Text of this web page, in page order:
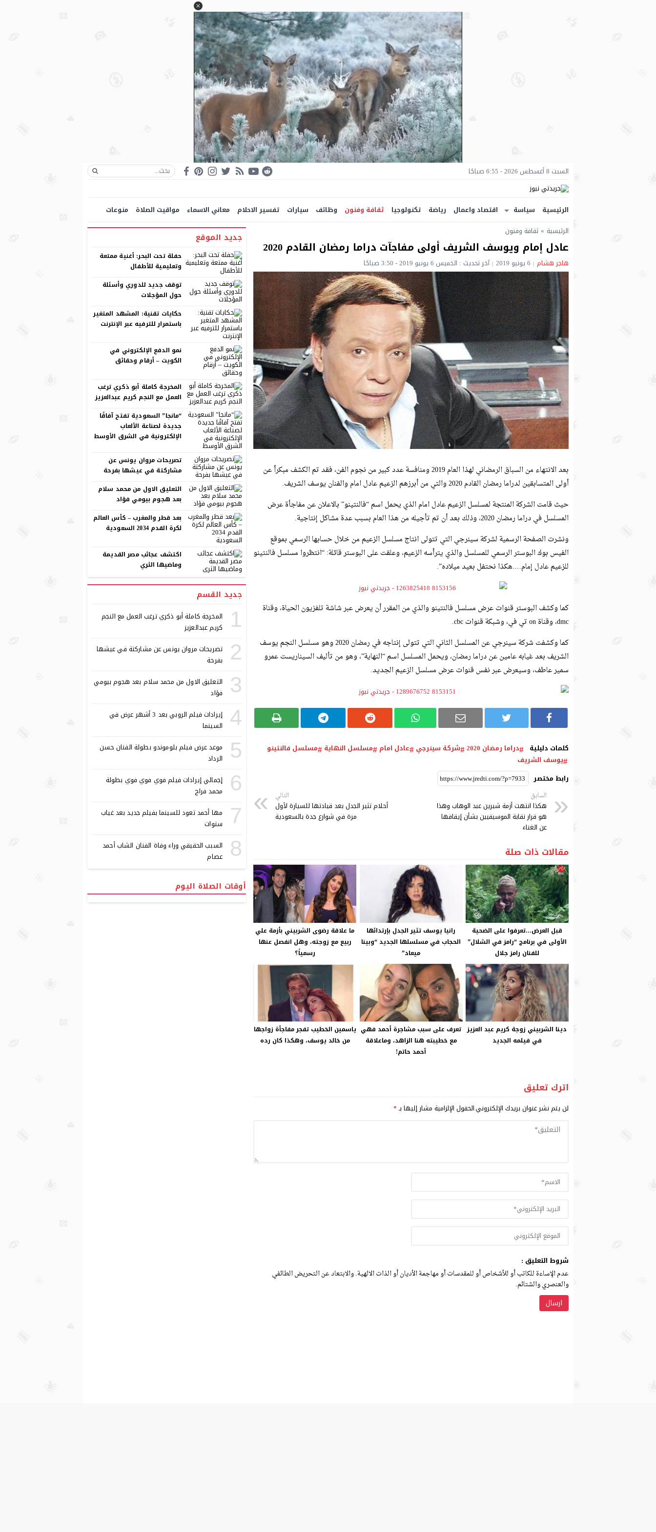
السبت 8 أغسطس 2026 - 6:55 صباحًا
الرئيسية سياسة اقتصاد واعمال رياضة تكنولوجيا ثقافة وفنون وظائف سيارات تفسير الاحلام معاني الاسماء مواقيت الصلاة
منوعات
الرئيسية » ثقافة وفنون
عادل إمام ويوسف الشريف أولى مفاجآت دراما رمضان القادم 2020
هاجر هشام 6 يونيو 2019 آخر تحديث : الخميس 6 يونيو 2019 - 3:50 صباحًا
بعد الانتهاء من السباق الرمضاني لهذا العام 2019 ومنافسة عدد كبير من نجوم الفن، فقد تم الكشف مبكراً عن
أولى المتسابقين لدراما رمضان القادم 2020 والتي من أبرزهم الزعيم عادل امام والفنان يوسف الشريف.
حيث قامت الشركة المنتجة لمسلسل الزعيم عادل امام الذي يحمل اسم “فالنتينو” بالاعلان عن مفاجأة عرض
المسلسل في دراما رمضان 2020، وذلك بعد أن تم تأجيله من هذا العام بسبب عدة مشاكل إنتاجية.
ونشرت الصفحة الرسمية لشركة سينرجي التي تتولى انتاج مسلسل الزعيم من خلال حسابها الرسمي بموقع
الفيس بوك البوستر الرسمي للمسلسل والذي يترأسه الزعيم، وعلقت على البوستر قائلة: “انتظروا مسلسل فالنتينو
للزعيم عادل إمام….هكذا نحتفل بعيد ميلاده”.
كما وكشف البوستر قنوات عرض مسلسل فالنتينو والذي من المقرر أن يعرض عبر شاشة تلفزيون الحياة، وقناة
dmc، وقناة on تي في، وشبكة قنوات cbc.
كما وكشفت شركة سينرجي عن المسلسل الثاني التي تتولى إنتاجه في رمضان 2020 وهو مسلسل النجم يوسف
الشريف بعد غيابه عامين عن دراما رمضان، ويحمل المسلسل اسم “النهاية”، وهو من تأليف السيناريست عمرو
سمير عاطف، وسيعرض عبر نفس قنوات عرض مسلسل الزعيم الجديد.
كلمات دليلية دراما رمضان 2020 شركة سينرجي عادل امام مسلسل النهاية مسلسل فالنتينو
يوسف الشريف
رابط مختصر
السابق
هكذا انتهت أزمة شيرين عبد الوهاب وهذا
هو قرار نقابة الموسيقيين بشأن إيقافها
عن الغناء
التالي
أحلام تثير الجدل بعد قيادتها للسيارة لأول
مرة في شوارع جدة بالسعودية
مقالات ذات صلة
قبل العرض…تعرفوا على الضحية
الأولى في برنامج “رامز في الشلال”
للفنان رامز جلال
رانيا يوسف تثير الجدل بإرتدائها
الحجاب في مسلسلها الجديد “وبينا
ميعاد”
ما علاقة رضوى الشربيني بأزمة علي
ربيع مع زوجته، وهل انفصل عنها
رسمياً؟
دينا الشربيني زوجة كريم عبد العزيز
في فيلمه الجديد
تعرف على سبب مشاجرة أحمد فهي
مع خطيبته هنا الزاهد، وماعلاقة
أحمد حاتم!
ياسمين الخطيب تفجر مفاجأة زواجها
من خالد يوسف، وهكذا كان رده
اترك تعليق
لن يتم نشر عنوان بريدك الإلكتروني.الحقول الإلزامية مشار إليها بـ*
شروط التعليق :
عدم الإساءة للكاتب أو للأشخاص أو للمقدسات أو مهاجمة الأديان أو الذات الالهية. والابتعاد عن التحريض الطائفي
والعنصري والشتائم.
جديد الموقع
حفلة تحت البحر: أغنية ممتعة
وتعليمية للأطفال
توقف جديد للدوري وأسئلة
حول المؤجلات
حكايات تقنية: المشهد المتغير
باستمرار للترفيه عبر الإنترنت
نمو الدفع الإلكتروني في
الكويت – أرقام وحقائق
المخرجة كاملة أبو ذكري ترغب
العمل مع النجم كريم عبدالعزيز
“مانجا” السعودية تفتح آفاقًا
جديدة لصناعة الألعاب
الإلكترونية في الشرق الأوسط
تصريحات مروان يونس عن
مشاركتة في عيشها بفرحة
التعليق الاول من محمد سلام
بعد هجوم بيومي فؤاد
بعد قطر والمغرب – كأس العالم
لكرة القدم 2034 السعودية
اكتشف عجائب مصر القديمة
وماضيها الثري
جديد القسم
1
المخرجة كاملة أبو ذكري ترغب العمل مع النجم
كريم عبدالعزيز
2
تصريحات مروان يونس عن مشاركتة في عيشها
بفرحة
3
التعليق الاول من محمد سلام بعد هجوم بيومي
فؤاد
4
إيرادات فيلم الروبي بعد 3 أشهر عرض في
السينما
5
موعد عرض فيلم بلوموندو بطولة الفنان حسن
الرداد
6
إجمالي إيرادات فيلم فوي فوي فوي بطولة
محمد فراج
7
مها أحمد تعود للسينما بفيلم جديد بعد غياب
سنوات
8
السبب الحقيقي وراء وفاة الفنان الشاب أحمد
عصام
أوقات الصلاة اليوم